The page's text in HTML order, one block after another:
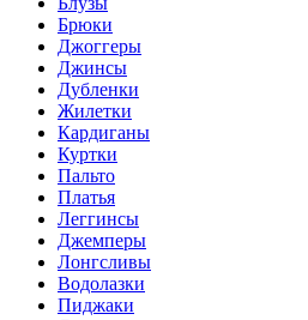
Брюки
Джоггеры
Джинсы
Дубленки
Жилетки
Кардиганы
Куртки
Пальто
Платья
Леггинсы
Джемперы
Лонгсливы
Водолазки
Пиджаки